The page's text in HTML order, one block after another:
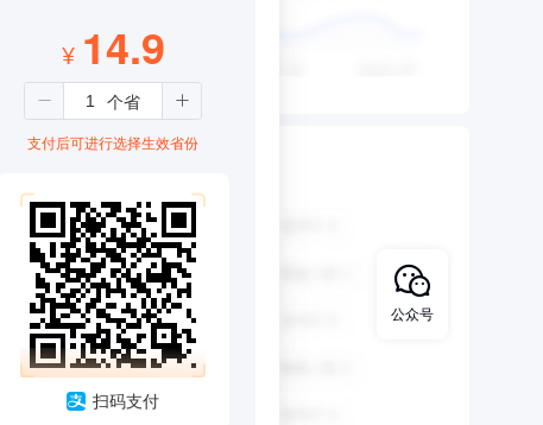
¥ 14.9
支付后可进行选择生效省份
扫码支付
公众号